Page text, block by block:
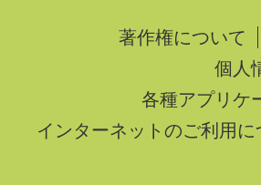
著作権について
個人
各種アプリケ
インターネットのご利用に